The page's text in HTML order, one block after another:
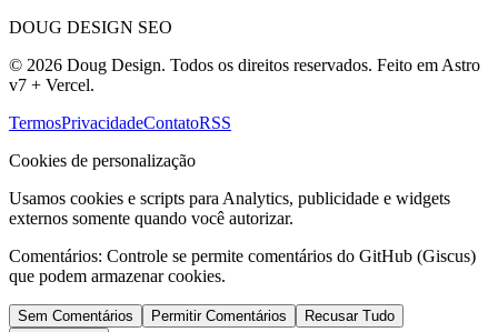
DOUG DESIGN SEO
© 2026 Doug Design. Todos os direitos reservados. Feito em Astro
v7 + Vercel.
TermosPrivacidadeContatoRSS
Cookies de personalização
Usamos cookies e scripts para Analytics, publicidade e widgets
externos somente quando você autorizar.
Comentários: Controle se permite comentários do GitHub (Giscus)
que podem armazenar cookies.
Sem Comentários Permitir Comentários
Recusar Tudo